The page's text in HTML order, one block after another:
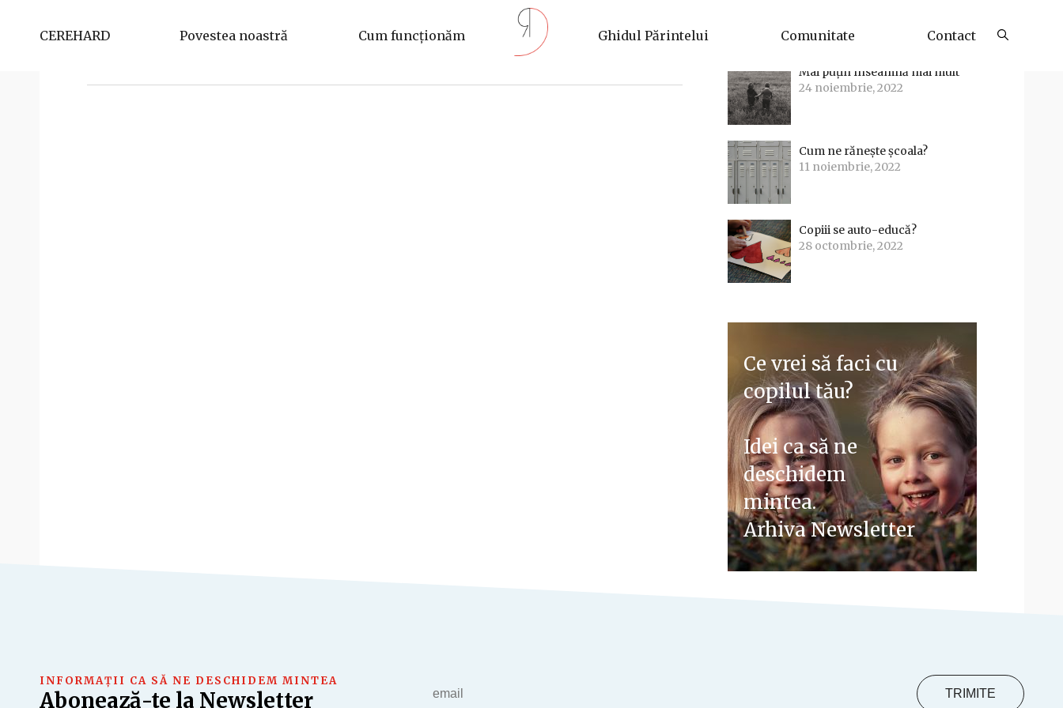
CEREHARD Povestea noastră Cum funcționăm Ghidul Părintelui Comunitate Contact
Mai puțin înseamnă mai mult
24 noiembrie, 2022
Cum ne rănește școala?
11 noiembrie, 2022
Copiii se auto-educă?
28 octombrie, 2022
Ce vrei să faci cu
copilul tău?
Idei ca să ne
deschidem
mintea.
Arhiva Newsletter
INFORMAȚII CA SĂ NE DESCHIDEM MINTEA
Abonează-te la Newsletter